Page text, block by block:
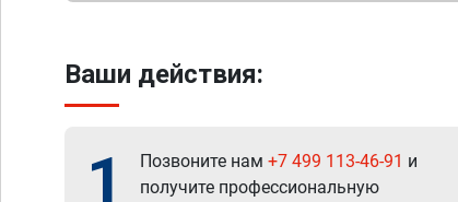
Ваши действия:
1 Позвоните нам +7 499 113-46-91 и
получите профессиональную